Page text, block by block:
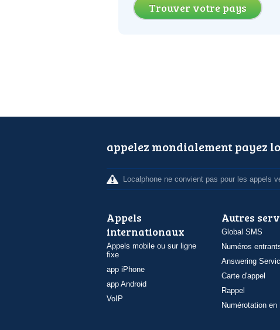
Trouver votre pays
appelez mondialement payez
Localphone ne convient pas pour les appels
Appels
internationaux
Appels mobile ou sur ligne
fixe
app iPhone
app Android
VoIP
Autres
Global SMS
Numéros
Answering
Carte d'appel
Rappel
Numérotation en